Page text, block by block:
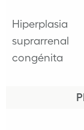
Hiperplasia
suprarrenal
congénita